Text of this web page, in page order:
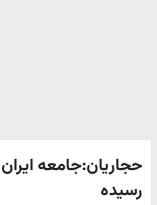
حجاریان:جامعه
رسیده